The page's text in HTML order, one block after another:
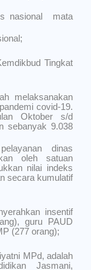
nasional
mata
Tingkat
melaksanakan
covid-19.
Oktober s/d
sebanyak 9.038
dinas
oleh satuan
nilai indeks
secara kumulatif
insentif
guru PAUD
(277 orang);
MPd, adalah
Jasmani,